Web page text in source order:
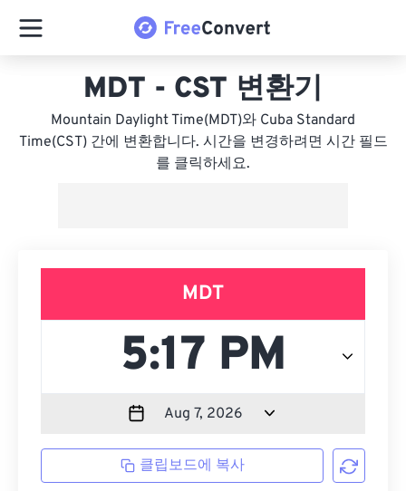
MDT - CST 변환기
Mountain Daylight Time(MDT)와 Cuba Standard
Time(CST) 간에 변환합니다. 시간을 변경하려면 시간 필드
를 클릭하세요.
MDT
클립보드에 복사